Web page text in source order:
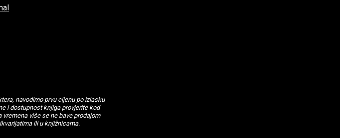
navodimo prvu cijenu po izlasku
i dostupnost knjiga provjerite kod
više se ne bave prodajom
ili u knjižnicama.